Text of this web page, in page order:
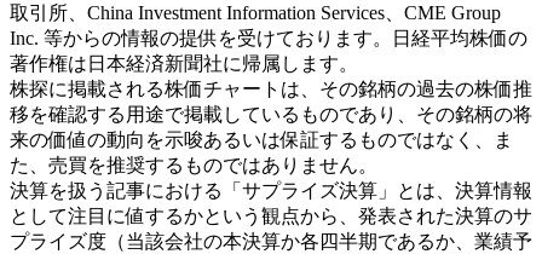
取引所、China Investment Information Services、CME Group
Inc. 等からの情報の提供を受けております。日経平均株価の
著作権は日本経済新聞社に帰属します。
株探に掲載される株価チャートは、その銘柄の過去の株価推
移を確認する用途で掲載しているものであり、その銘柄の将
来の価値の動向を示唆あるいは保証するものではなく、ま
た、売買を推奨するものではありません。
決算を扱う記事における「サプライズ決算」とは、決算情報
として注目に値するかという観点から、発表された決算のサ
プライズ度（当該会社の本決算か各四半期であるか、業績予